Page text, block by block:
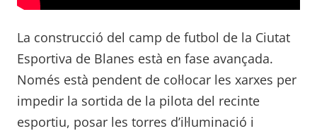
La construcció del camp de futbol de la Ciutat
Esportiva de Blanes està en fase avançada.
Només està pendent de col·locar les xarxes per
impedir la sortida de la pilota del recinte
esportiu, posar les torres d’il·luminació i